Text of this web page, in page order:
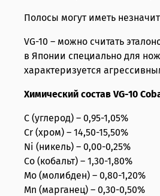
Полосы могут иметь
VG-10 – можно считать
в Японии специально для
характеризуется
Химический состав VG-10
C (углерод) – 0,95-1,05%
Cr (хром) – 14,50-15,50%
Ni (никель) – 0,00-0,25%
Co (кобальт) – 1,30-1,80%
Mo (молибден) – 0,80-1,20%
Mn (марганец) – 0,30-0,50%